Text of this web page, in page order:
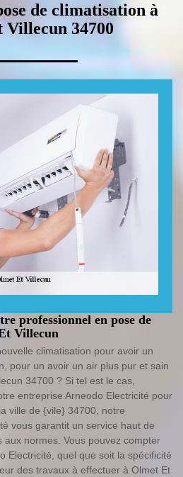
de climatisation à
Villecun 34700
professionnel en pose de
Villecun
climatisation pour avoir un
pour un avoir un air plus pur et sain
34700 ? Si tel est le cas,
entreprise Arneodo Electricité pour
ville de {vile} 34700, notre
vous garantit un service haut de
normes. Vous pouvez compter
Electricité, quel que soit la spécificité
des travaux à effectuer à Olmet Et